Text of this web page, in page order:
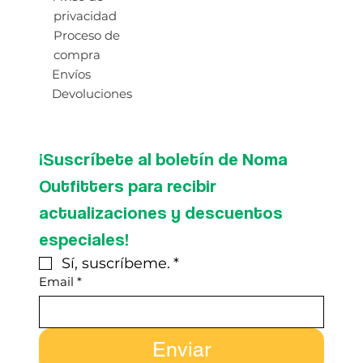
privacidad
Proceso de
compra
Envíos
Devoluciones
¡Suscríbete al boletín de Noma
Outfitters para recibir
actualizaciones y descuentos
especiales!
Sí, suscríbeme. *
Email *
Enviar